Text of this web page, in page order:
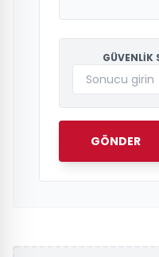
GÜVENLİK
GÖNDER